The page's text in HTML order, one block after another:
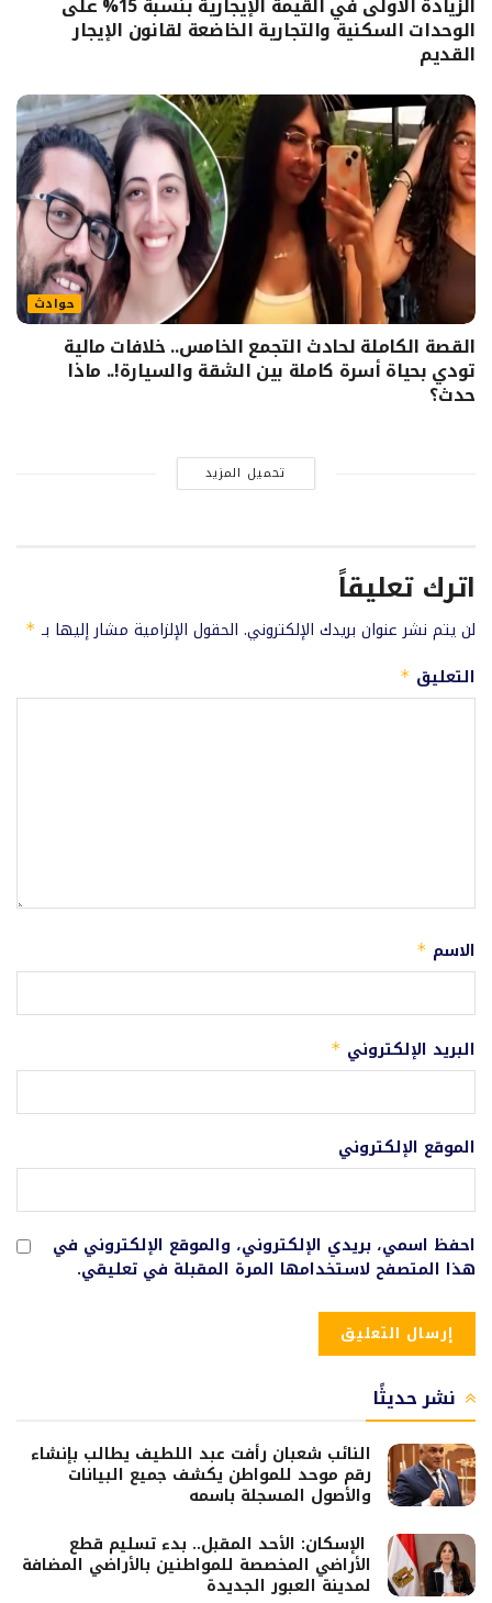
الوحدات السكنية والتجارية الخاضعة لقانون الإيجار
القديم
حوادث
القصة الكاملة لحادث التجمع الخامس.. خلافات مالية
تودي بحياة أسرة كاملة بين الشقة والسيارة!.. ماذا
حدث؟
تحميل المزيد
اترك تعليقاً
لن يتم نشر عنوان بريدك الإلكتروني. الحقول الإلزامية مشار إليها بـ *
التعليق *
الاسم *
البريد الإلكتروني *
الموقع الإلكتروني
احفظ اسمي، بريدي الإلكتروني، والموقع الإلكتروني في
هذا المتصفح لاستخدامها المرة المقبلة في تعليقي.
نشر حديثًا
النائب شعبان رأفت عبد اللطيف يطالب بإنشاء
رقم موحد للمواطن يكشف جميع البيانات
والأصول المسجلة باسمه
الإسكان: الأحد المقبل.. بدء تسليم قطع
الأراضي المخصصة للمواطنين بالأراضي المضافة
لمدينة العبور الجديدة